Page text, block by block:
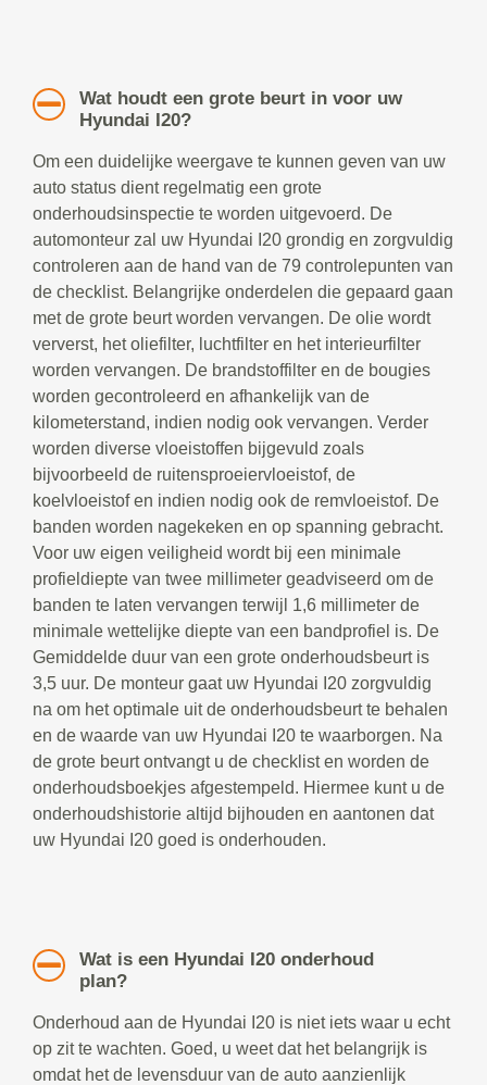
Wat houdt een grote beurt in voor uw
Hyundai I20?
Om een duidelijke weergave te kunnen geven van uw
auto status dient regelmatig een grote
onderhoudsinspectie te worden uitgevoerd. De
automonteur zal uw Hyundai I20 grondig en zorgvuldig
controleren aan de hand van de 79 controlepunten van
de checklist. Belangrijke onderdelen die gepaard gaan
met de grote beurt worden vervangen. De olie wordt
ververst, het oliefilter, luchtfilter en het interieurfilter
worden vervangen. De brandstoffilter en de bougies
worden gecontroleerd en afhankelijk van de
kilometerstand, indien nodig ook vervangen. Verder
worden diverse vloeistoffen bijgevuld zoals
bijvoorbeeld de ruitensproeiervloeistof, de
koelvloeistof en indien nodig ook de remvloeistof. De
banden worden nagekeken en op spanning gebracht.
Voor uw eigen veiligheid wordt bij een minimale
profieldiepte van twee millimeter geadviseerd om de
banden te laten vervangen terwijl 1,6 millimeter de
minimale wettelijke diepte van een bandprofiel is. De
Gemiddelde duur van een grote onderhoudsbeurt is
3,5 uur. De monteur gaat uw Hyundai I20 zorgvuldig
na om het optimale uit de onderhoudsbeurt te behalen
en de waarde van uw Hyundai I20 te waarborgen. Na
de grote beurt ontvangt u de checklist en worden de
onderhoudsboekjes afgestempeld. Hiermee kunt u de
onderhoudshistorie altijd bijhouden en aantonen dat
uw Hyundai I20 goed is onderhouden.
Wat is een Hyundai I20 onderhoud
plan?
Onderhoud aan de Hyundai I20 is niet iets waar u echt
op zit te wachten. Goed, u weet dat het belangrijk is
omdat het de levensduur van de auto aanzienlijk